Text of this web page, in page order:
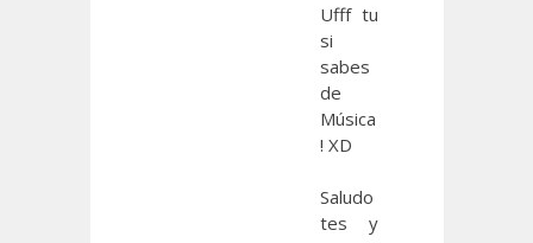
Ufff tu
si
sabes
de
Música
! XD
Saludo
tes y